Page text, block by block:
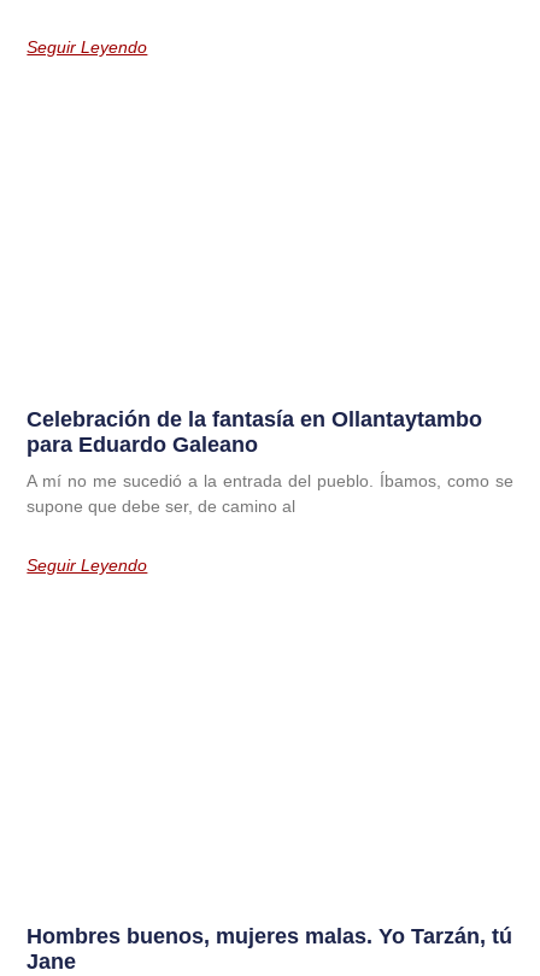
Seguir Leyendo
Celebración de la fantasía en Ollantaytambo
para Eduardo Galeano
A mí no me sucedió a la entrada del pueblo. Íbamos, como se
supone que debe ser, de camino al
Seguir Leyendo
Hombres buenos, mujeres malas. Yo Tarzán, tú
Jane